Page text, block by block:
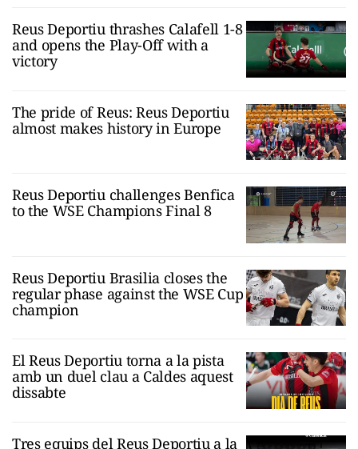
Reus Deportiu thrashes Calafell 1-8
and opens the Play-Off with a
victory
The pride of Reus: Reus Deportiu
almost makes history in Europe
Reus Deportiu challenges Benfica
to the WSE Champions Final 8
Reus Deportiu Brasilia closes the
regular phase against the WSE Cup
champion
El Reus Deportiu torna a la pista
amb un duel clau a Caldes aquest
dissabte
Tres equips del Reus Deportiu a la